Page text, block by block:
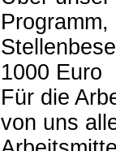
1000 Euro
Für die
von uns